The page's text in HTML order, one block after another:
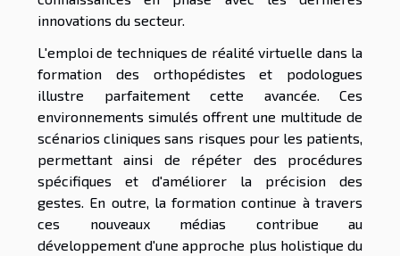
innovations du secteur.
L'emploi de techniques de réalité virtuelle dans la
formation des orthopédistes et podologues
illustre parfaitement cette avancée. Ces
environnements simulés offrent une multitude de
scénarios cliniques sans risques pour les patients,
permettant ainsi de répéter des procédures
spécifiques et d'améliorer la précision des
gestes. En outre, la formation continue à travers
ces nouveaux médias contribue au
développement d'une approche plus holistique du